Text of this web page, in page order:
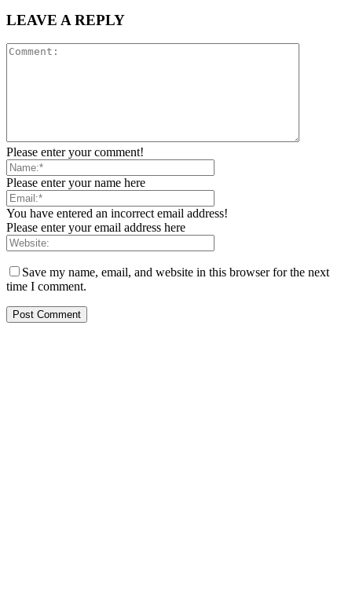
LEAVE A REPLY
Please enter your comment!
Please enter your name here
You have entered an incorrect email address!
Please enter your email address here
Save my name, email, and website in this browser for the next
time I comment.